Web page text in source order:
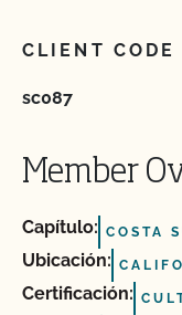
CLIENT CODE
sc087
Member
Capítulo: COSTA
Ubicación:
Certificación: